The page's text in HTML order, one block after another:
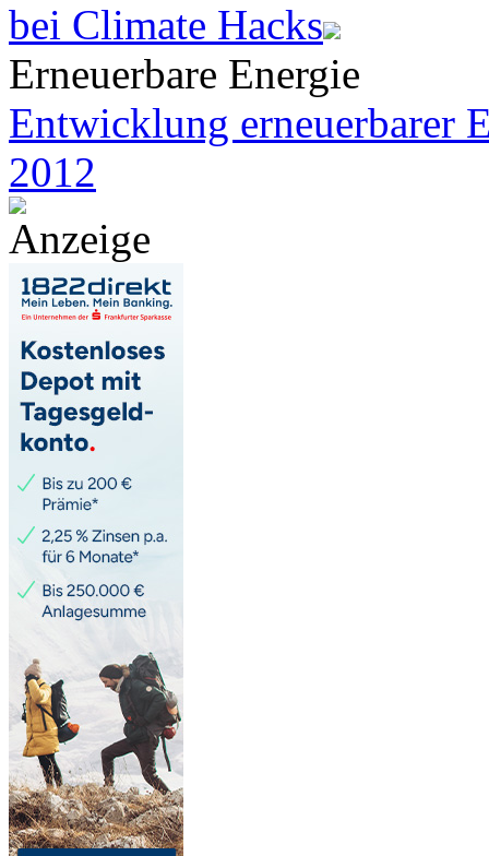
bei Climate Hacks
Erneuerbare Energie
Entwicklung erneuerbarer
2012
Anzeige